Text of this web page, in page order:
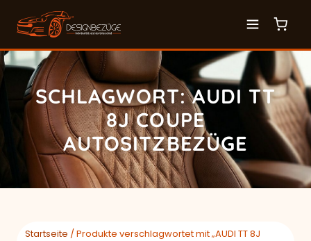
SCHLAGWORT: AUDI TT
8J COUPE
AUTOSITZBEZÜGE
Startseite / Produkte verschlagwortet mit „AUDI TT 8J